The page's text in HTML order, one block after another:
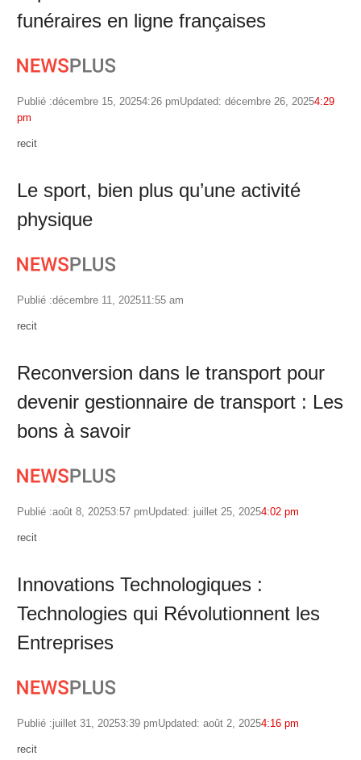
funéraires en ligne françaises
Publié :décembre 15, 20254:26 pmUpdated: décembre 26, 20254:29
pm
Author
recit
Le sport, bien plus qu’une activité
physique
Publié :décembre 11, 202511:55 am
Author
recit
Reconversion dans le transport pour
devenir gestionnaire de transport : Les
bons à savoir
Publié :août 8, 20253:57 pmUpdated: juillet 25, 20254:02 pm
Author
recit
Innovations Technologiques :
Technologies qui Révolutionnent les
Entreprises
Publié :juillet 31, 20253:39 pmUpdated: août 2, 20254:16 pm
Author
recit